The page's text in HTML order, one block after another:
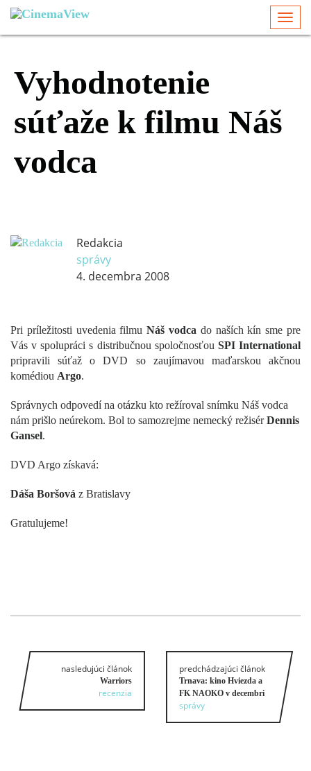
Vyhodnotenie
súťaže k filmu Náš
vodca
Redakcia
správy
4. decembra 2008
Pri príležitosti uvedenia filmuNáš vodca do naších kín sme pre
Vás v spolupráci s distribučnou spoločnosťou SPI International
pripravili súťaž o DVD so zaujímavou maďarskou akčnou
komédiou Argo.
Správnych odpovedí na otázku kto režíroval snímku Náš vodca
nám prišlo neúrekom. Bol to samozrejme nemecký režisérDennis
Gansel.
DVD Argo získavá:
Dáša Boršová z Bratislavy
Gratulujeme!
nasledujúci článok
Warriors
recenzia
predchádzajúci článok
Trnava: kino Hviezda a
FK NAOKO v decembri
správy